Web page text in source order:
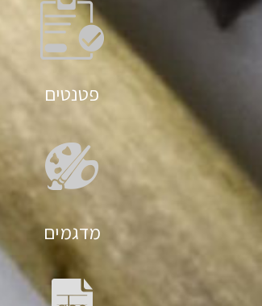
פטנטים
מדגמים